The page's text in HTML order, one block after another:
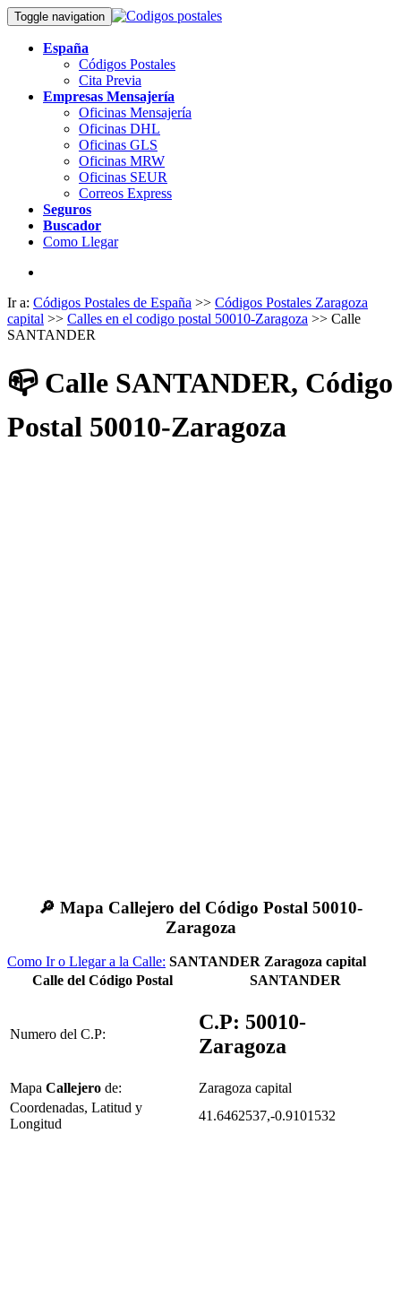
Toggle navigation
España
Códigos Postales
Cita Previa
Empresas Mensajería
Oficinas Mensajería
Oficinas DHL
Oficinas GLS
Oficinas MRW
Oficinas SEUR
Correos Express
Seguros
Buscador
Como Llegar
Ir a: Códigos Postales de España >> Códigos Postales Zaragoza
capital >> Calles en el codigo postal 50010-Zaragoza >> Calle
SANTANDER
📪 Calle SANTANDER, Código
Postal 50010-Zaragoza
🔎 Mapa Callejero del Código Postal 50010-
Zaragoza
Como Ir o Llegar a la Calle: SANTANDER Zaragoza capital
Calle del Código Postal
SANTANDER
Numero del C.P:
C.P: 50010-
Zaragoza
Mapa Callejero de:
Zaragoza capital
Coordenadas, Latitud y
Longitud
41.6462537,-0.9101532